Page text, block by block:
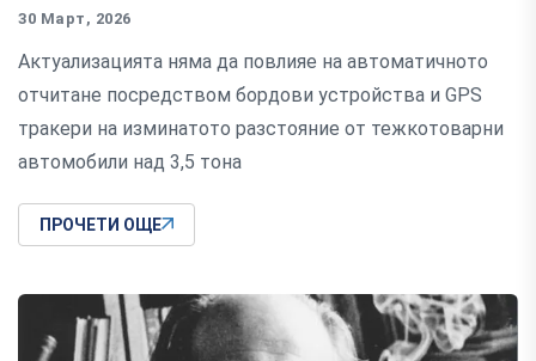
30 Март, 2026
Актуализацията няма да повлияе на автоматичното
отчитане посредством бордови устройства и GPS
тракери на изминатото разстояние от тежкотоварни
автомобили над 3,5 тона
ПРОЧЕТИ ОЩЕ